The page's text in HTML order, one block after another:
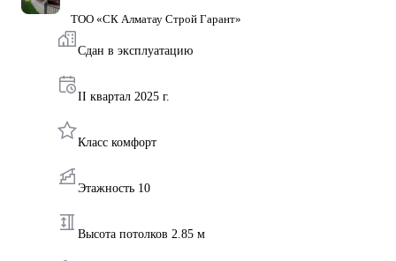
ТОО «СК Алматау Строй Гарант»
Сдан в эксплуатацию
II квартал 2025 г.
Класс комфорт
Этажность 10
Высота потолков 2.85 м